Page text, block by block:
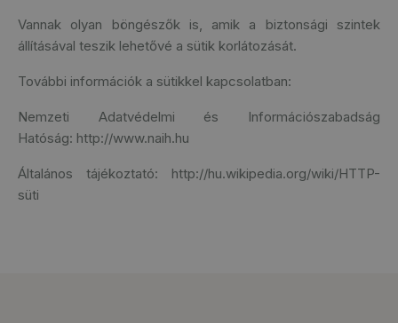
Vannak olyan böngészők is, amik a biztonsági szintek
állításával teszik lehetővé a sütik korlátozását.
További információk a sütikkel kapcsolatban:
Nemzeti Adatvédelmi és Információszabadság
Hatóság: http://www.naih.hu
Általános tájékoztató: http://hu.wikipedia.org/wiki/HTTP-
süti